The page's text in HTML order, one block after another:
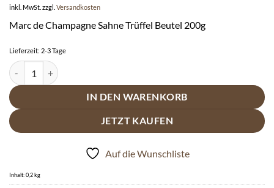
inkl. MwSt. zzgl. Versandkosten
Marc de Champagne Sahne Trüffel Beutel 200g
Lieferzeit: 2-3 Tage
Esther Marc de Champagne Trüffel 200g Beutel mit Alkohol - in
IN DEN WARENKORB
JETZT KAUFEN
Auf die Wunschliste
Inhalt: 0,2kg